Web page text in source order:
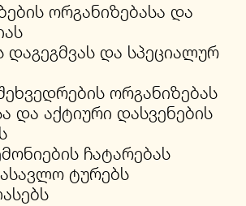
Boutique Hotels
ორგანიზებასა და
დაგეგმვას და სპეციალურ
ორგანიზებას
და აქტიური დასვენების
ჩატარებას
ტურებს